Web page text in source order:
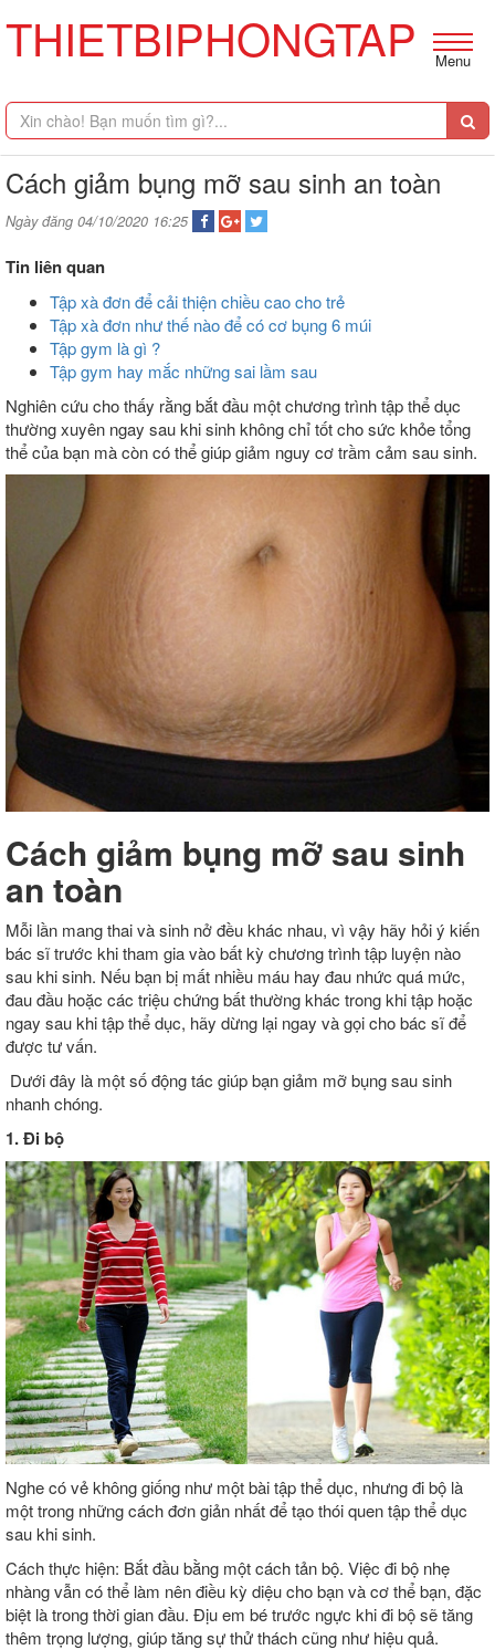
THIETBIPHONGTAP Menu
Cách giảm bụng mỡ sau sinh an toàn
Ngày đăng 04/10/2020 16:25
Tin liên quan
Tập xà đơn để cải thiện chiều cao cho trẻ
Tập xà đơn như thế nào để có cơ bụng 6 múi
Tập gym là gì ?
Tập gym hay mắc những sai lầm sau
Nghiên cứu cho thấy rằng bắt đầu một chương trình tập thể dục
thường xuyên ngay sau khi sinh không chỉ tốt cho sức khỏe tổng
thể của bạn mà còn có thể giúp giảm nguy cơ trầm cảm sau sinh.
Cách giảm bụng mỡ sau sinh
an toàn
Mỗi lần mang thai và sinh nở đều khác nhau, vì vậy hãy hỏi ý kiến
bác sĩ trước khi tham gia vào bất kỳ chương trình tập luyện nào
sau khi sinh. Nếu bạn bị mất nhiều máu hay đau nhức quá mức,
đau đầu hoặc các triệu chứng bất thường khác trong khi tập hoặc
ngay sau khi tập thể dục, hãy dừng lại ngay và gọi cho bác sĩ để
được tư vấn.
Dưới đây là một số động tác giúp bạn giảm mỡ bụng sau sinh
nhanh chóng.
1. Đi bộ
Nghe có vẻ không giống như một bài tập thể dục, nhưng đi bộ là
một trong những cách đơn giản nhất để tạo thói quen tập thể dục
sau khi sinh.
Cách thực hiện: Bắt đầu bằng một cách tản bộ. Việc đi bộ nhẹ
nhàng vẫn có thể làm nên điều kỳ diệu cho bạn và cơ thể bạn, đặc
biệt là trong thời gian đầu. Địu em bé trước ngực khi đi bộ sẽ tăng
thêm trọng lượng, giúp tăng sự thử thách cũng như hiệu quả.